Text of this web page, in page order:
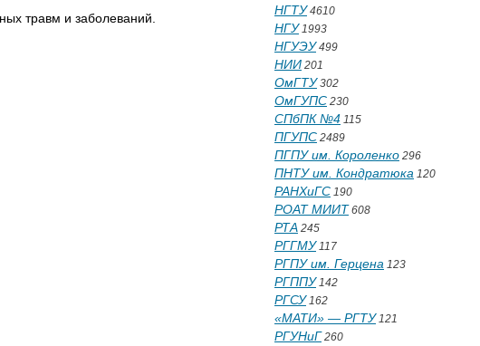
травм и заболеваний.
НГТУ4610
НГУ1993
НГУЭУ499
НИИ 201
ОмГТУ302
ОмГУПС 230
СПбПК №4 115
ПГУПС 2489
ПГПУ им. Короленко 296
ПНТУ им. Кондратюка 120
РАНХиГС 190
РОАТ МИИТ 608
РТА 245
РГГМУ117
РГПУ им. Герцена 123
РГППУ142
РГСУ162
«МАТИ» — РГТУ121
РГУНиГ 260